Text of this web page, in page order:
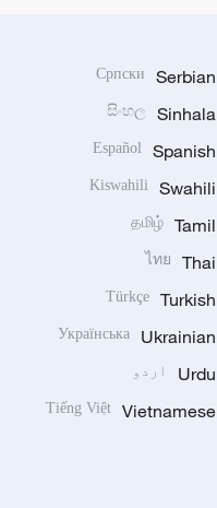
Serbian
Српски
Sinhala
සිංහල
Spanish
Español
Swahili
Kiswahili
Tamil
தமிழ்
Thai
ไทย
Turkish
Türkçe
Ukrainian
Українська
Urdu اردو
Vietnamese
Tiếng Việt